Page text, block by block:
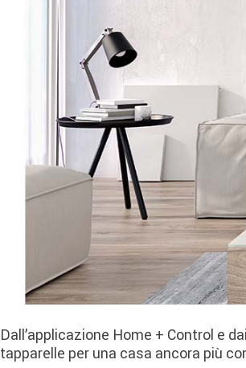
Dall’applicazione Home + Control e
tapparelle per una casa ancora più